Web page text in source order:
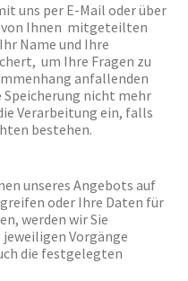
uns per E-Mail oder über
Ihnen mitgeteilten
Name und Ihre
um Ihre Fragen zu
anfallenden
Speicherung nicht mehr
Verarbeitung ein, falls
bestehen.
unseres Angebots auf
oder Ihre Daten für
werden wir Sie
Vorgänge
die festgelegten